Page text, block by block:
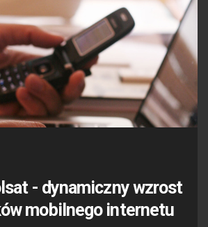
- dynamiczny wzrost
mobilnego internetu